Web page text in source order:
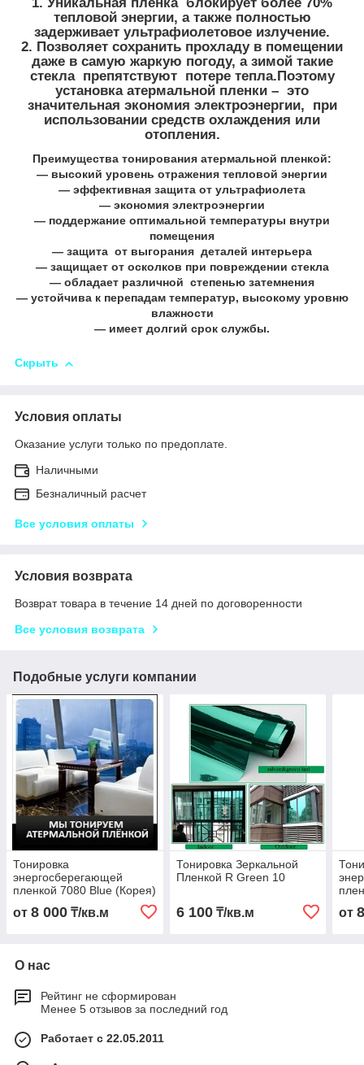
тепловой энергии, а также полностью
задерживает ультрафиолетовое излучение.
2. Позволяет сохранить прохладу в помещении
даже в самую жаркую погоду, а зимой такие
стекла препятствуют потере тепла.Поэтому
установка атермальной пленки – это
значительная экономия электроэнергии, при
использовании средств охлаждения или
отопления.
Преимущества тонирования атермальной пленкой:
— высокий уровень отражения тепловой энергии
— эффективная защита от ультрафиолета
— экономия электроэнергии
— поддержание оптимальной температуры внутри
помещения
— защита от выгорания деталей интерьера
— защищает от осколков при повреждении стекла
— обладает различной степенью затемнения
— устойчива к перепадам температур, высокому уровню
влажности
— имеет долгий срок службы.
Скрыть
Условия оплаты
Оказание услуги только по предоплате.
Наличными
Безналичный расчет
Все условия оплаты
Условия возврата
Возврат товара в течение 14 дней по договоренности
Все условия возврата
Подобные услуги компании
Тонировка
энергосберегающей
пленкой 7080 Blue (Корея)
от 8 000 ₸/кв.м
Тонировка Зеркальной
Пленкой R Green 10
6 100₸/кв.м от
О нас
Рейтинг не сформирован
Менее 5 отзывов за последний год
Работает с 22.05.2011